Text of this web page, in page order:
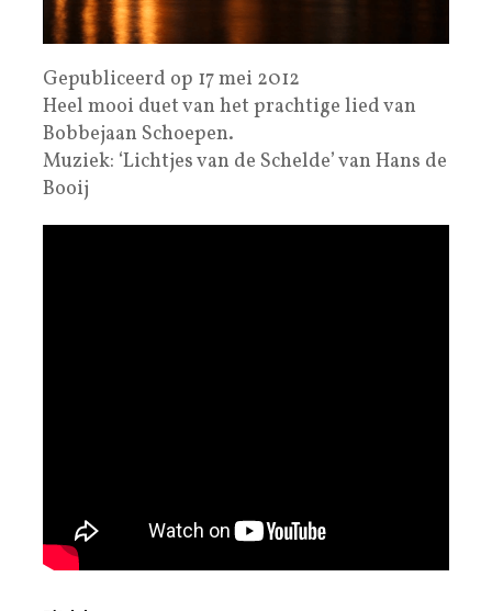
Gepubliceerd op 17 mei 2012
Heel mooi duet van het prachtige lied van
Bobbejaan Schoepen.
Muziek: ‘Lichtjes van de Schelde’ van Hans de
Booij